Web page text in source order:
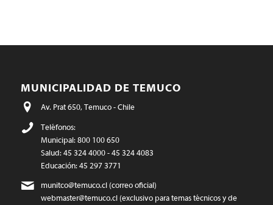
MUNICIPALIDAD DE TEMUCO
Av. Prat 650, Temuco - Chile
Teléfonos:
Municipal: 800 100 650
Salud: 45 324 4000 - 45 324 4083
Educación: 45 297 3771
munitco@temuco.cl(correo oficial)
webmaster@temuco.cl(exclusivo para temas técnicos y de